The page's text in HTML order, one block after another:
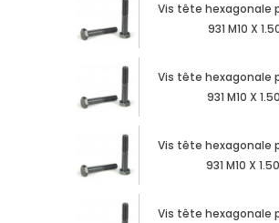
Vis tête hexagonale
931 M10 X
Vis tête hexagonale
931 M10 X
Vis tête hexagonale
931 M10 X
Vis tête hexagonale